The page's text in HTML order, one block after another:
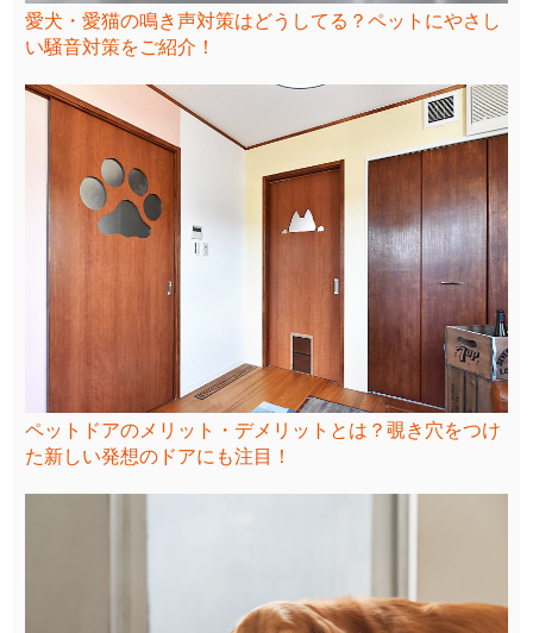
愛犬・愛猫の鳴き声対策はどうしてる？ペットにやさし
い騒音対策をご紹介！
ペットドアのメリット・デメリットとは？覗き穴をつけ
た新しい発想のドアにも注目！